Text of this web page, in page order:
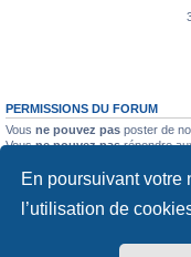
En poursuivant votre
l’utilisation de
PERMISSIONS DU FORUM
Vous ne pouvez pas poster de
Vousne pouvez pasrépondre
Vousne pouvez passupprimer
ne pouvez pas joindre des